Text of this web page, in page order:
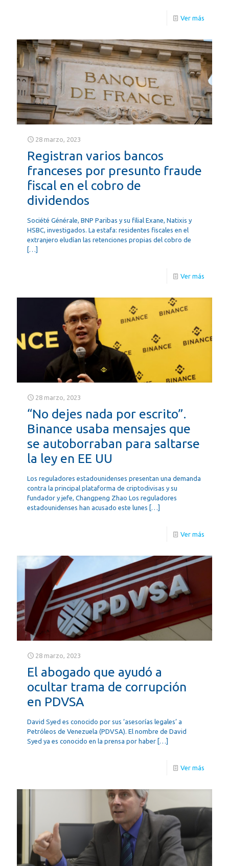
Ver más
28 marzo, 2023
Registran varios bancos
franceses por presunto fraude
fiscal en el cobro de
dividendos
Société Générale, BNP Paribas y su filial Exane, Natixis y
HSBC, investigados. La estafa: residentes fiscales en el
extranjero eludían las retenciones propias del cobro de
[…]
Ver más
28 marzo, 2023
“No dejes nada por escrito”.
Binance usaba mensajes que
se autoborraban para saltarse
la ley en EE UU
Los reguladores estadounidenses presentan una demanda
contra la principal plataforma de criptodivisas y su
fundador y jefe, Changpeng Zhao Los reguladores
estadounidenses han acusado este lunes […]
Ver más
28 marzo, 2023
El abogado que ayudó a
ocultar trama de corrupción
en PDVSA
David Syed es conocido por sus ‘asesorías legales’ a
Petróleos de Venezuela (PDVSA). El nombre de David
Syed ya es conocido en la prensa por haber […]
Ver más